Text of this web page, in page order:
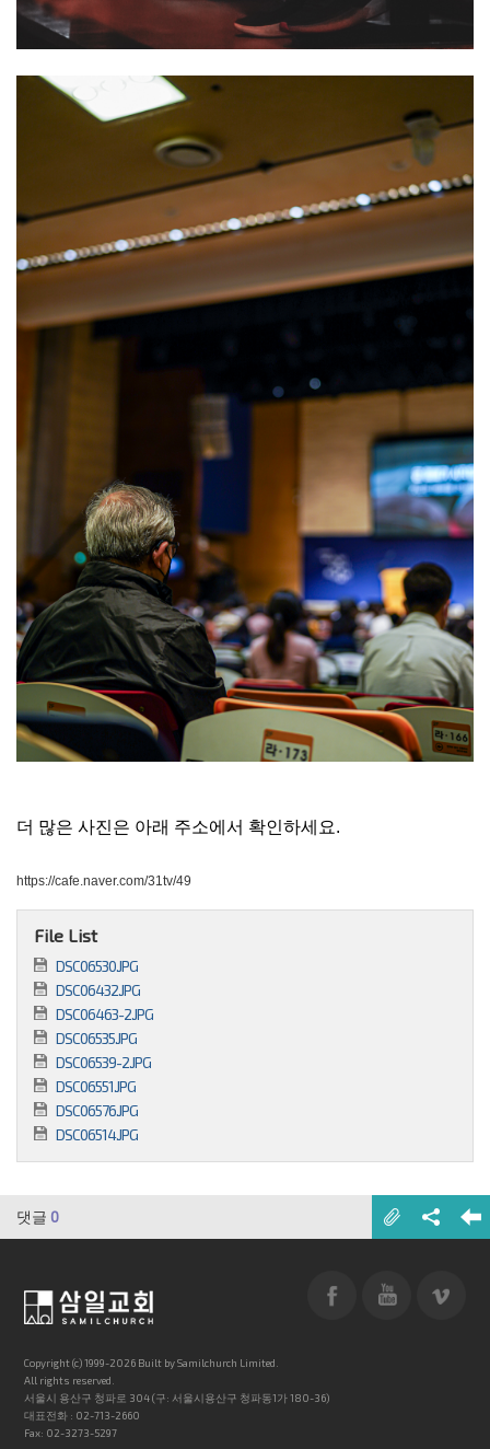
더 많은 사진은 아래 주소에서 확인하세요.
https://cafe.naver.com/31tv/49
File List
DSC06530.JPG
DSC06432.JPG
DSC06463-2.JPG
DSC06535.JPG
DSC06539-2.JPG
DSC06551.JPG
DSC06576.JPG
DSC06514.JPG
댓글 0
Copyright (c) 1999-2026 Built by Samilchurch Limited.
All rights reserved.
서울시 용산구 청파로 304 (구: 서울시용산구 청파동1가 180-36)
대표전화 : 02-713-2660
Fax: 02-3273-5297